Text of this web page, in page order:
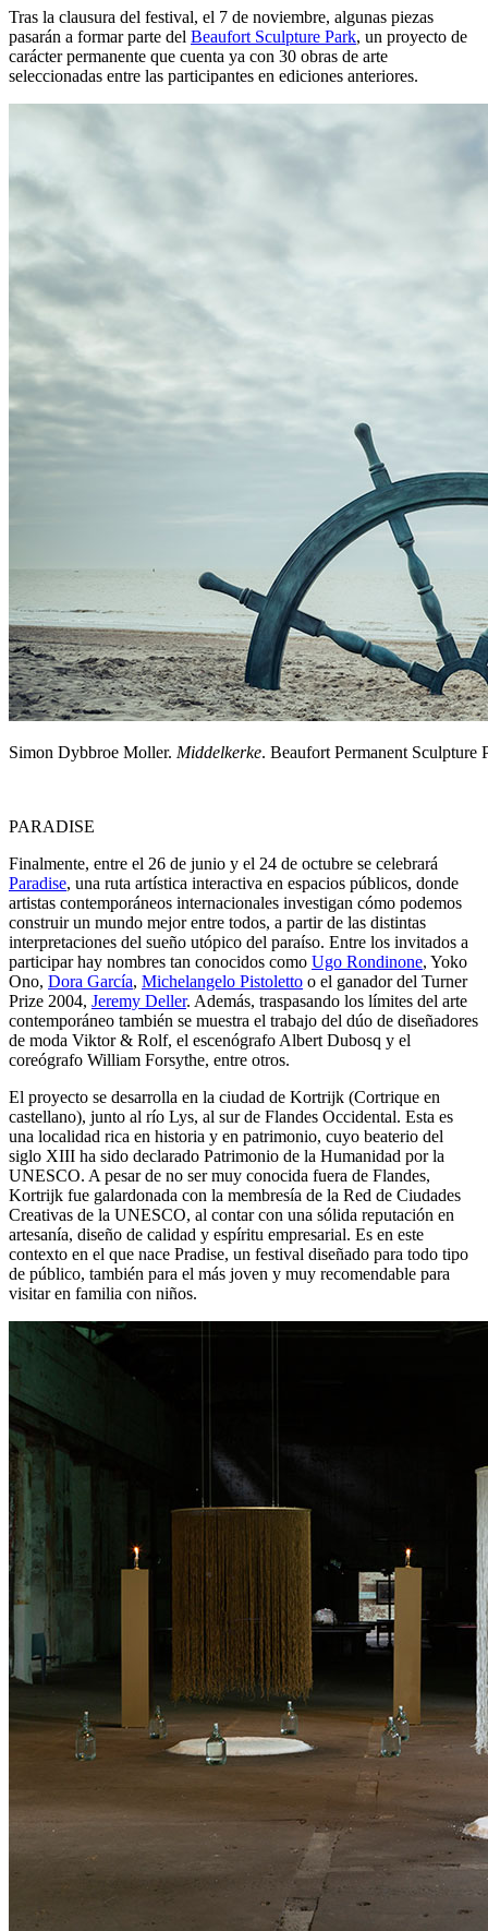
Tras la clausura del festival, el 7 de noviembre, algunas piezas
pasarán a formar parte del Beaufort Sculpture Park, un proyecto de
carácter permanente que cuenta ya con 30 obras de arte
seleccionadas entre las participantes en ediciones anteriores.
Simon Dybbroe Moller. Middelkerke. Beaufort Permanent Sculpture
PARADISE
Finalmente, entre el 26 de junio y el 24 de octubre se celebrará
Paradise, una ruta artística interactiva en espacios públicos, donde
artistas contemporáneos internacionales investigan cómo podemos
construir un mundo mejor entre todos, a partir de las distintas
interpretaciones del sueño utópico del paraíso. Entre los invitados a
participar hay nombres tan conocidos como Ugo Rondinone, Yoko
Ono, Dora García, Michelangelo Pistoletto o el ganador del Turner
Prize 2004, Jeremy Deller. Además, traspasando los límites del arte
contemporáneo también se muestra el trabajo del dúo de diseñadores
de moda Viktor & Rolf, el escenógrafo Albert Dubosq y el
coreógrafo William Forsythe, entre otros.
El proyecto se desarrolla en la ciudad de Kortrijk (Cortrique en
castellano), junto al río Lys, al sur de Flandes Occidental. Esta es
una localidad rica en historia y en patrimonio, cuyo beaterio del
siglo XIII ha sido declarado Patrimonio de la Humanidad por la
UNESCO. A pesar de no ser muy conocida fuera de Flandes,
Kortrijk fue galardonada con la membresía de la Red de Ciudades
Creativas de la UNESCO, al contar con una sólida reputación en
artesanía, diseño de calidad y espíritu empresarial. Es en este
contexto en el que nace Pradise, un festival diseñado para todo tipo
de público, también para el más joven y muy recomendable para
visitar en familia con niños.